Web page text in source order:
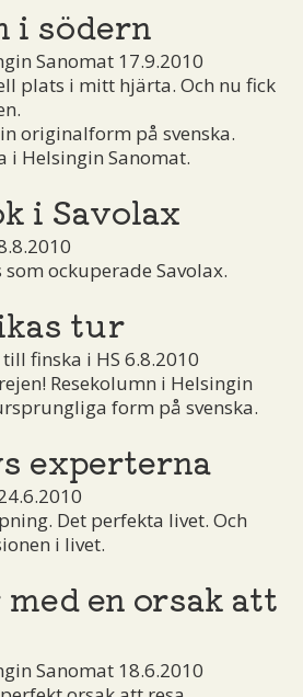
i södern
Sanomat 17.9.2010
plats i mitt hjärta. Och nu fick
originalform på svenska.
i Helsingin Sanomat.
i Savolax
ockuperade Savolax.
tur
finska i HS 6.8.2010
Resekolumn i Helsingin
form på svenska.
experterna
Det perfekta livet. Och
i livet.
en orsak att
Sanomat 18.6.2010